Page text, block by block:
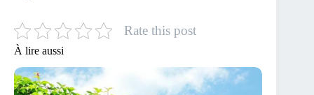
Rate this post
À lire aussi